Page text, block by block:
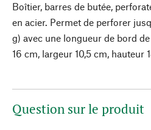
Boîtier, barres de butée,
en acier. Permet de perforer
g) avec une longueur de bord
16 cm, largeur 10,5 cm, hauteur
Question sur le produit